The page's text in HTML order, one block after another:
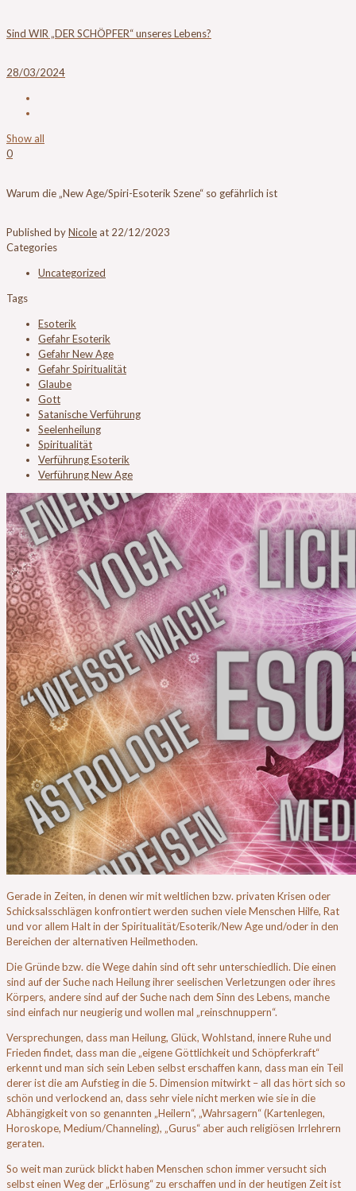
Sind WIR „DER SCHÖPFER“ unseres Lebens?
28/03/2024
Show all
0
Warum die „New Age/Spiri-Esoterik Szene“ so gefährlich ist
Published byNicoleat 22/12/2023
Categories
Uncategorized
Tags
Esoterik
Gefahr Esoterik
Gefahr New Age
Gefahr Spiritualität
Glaube
Gott
Satanische Verführung
Seelenheilung
Spiritualität
Verführung Esoterik
Verführung New Age
Gerade in Zeiten, in denen wir mit weltlichen bzw. privaten Krisen oder
Schicksalsschlägen konfrontiert werden suchen viele Menschen Hilfe, Rat
und vor allem Halt in der Spiritualität/Esoterik/New Age und/oder in den
Bereichen der alternativen Heilmethoden.
Die Gründe bzw. die Wege dahin sind oft sehr unterschiedlich. Die einen
sind auf der Suche nach Heilung ihrer seelischen Verletzungen oder ihres
Körpers, andere sind auf der Suche nach dem Sinn des Lebens, manche
sind einfach nur neugierig und wollen mal „reinschnuppern“.
Versprechungen, dass man Heilung, Glück, Wohlstand, innere Ruhe und
Frieden findet, dass man die „eigene Göttlichkeit und Schöpferkraft“
erkennt und man sich sein Leben selbst erschaffen kann, dass man ein Teil
derer ist die am Aufstieg in die 5. Dimension mitwirkt – all das hört sich so
schön und verlockend an, dass sehr viele nicht merken wie sie in die
Abhängigkeit von so genannten „Heilern“, „Wahrsagern“ (Kartenlegen,
Horoskope, Medium/Channeling), „Gurus“ aber auch religiösen Irrlehrern
geraten.
So weit man zurück blickt haben Menschen schon immer versucht sich
selbst einen Weg der „Erlösung“ zu erschaffen und in der heutigen Zeit ist